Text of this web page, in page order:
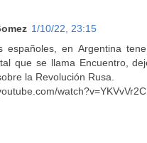
1/10/22, 23:15
españoles, en Argentina
que se llama Encuentro,
la Revolución Rusa.